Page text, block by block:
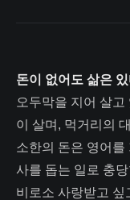
돈이 없어도 삶은
오두막을 지어 살고
이 살며, 먹거리의
소한의 돈은 영어를
사를 돕는 일로 충
비로소 사랑받고 싶